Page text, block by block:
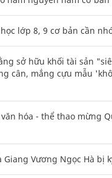
lớp 8, 9 cơ bản cần
sở hữu khối tài sản
cân, mắng cựu mẫu
hóa - thể thao mừng
Giang Vương Ngọc Hà bị